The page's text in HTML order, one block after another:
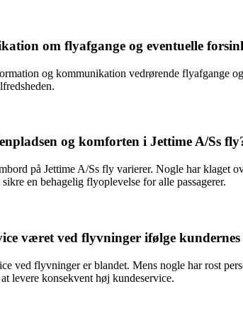
om flyafgange og eventuelle
og kommunikation vedrørende flyafgange
og komforten i Jettime A/Ss
på Jettime A/Ss fly varierer. Nogle har klaget
en behagelig flyoplevelse for alle passagerer.
været ved flyvninger ifølge kundernes
ved flyvninger er blandet. Mens nogle har rost
levere konsekvent høj kundeservice.